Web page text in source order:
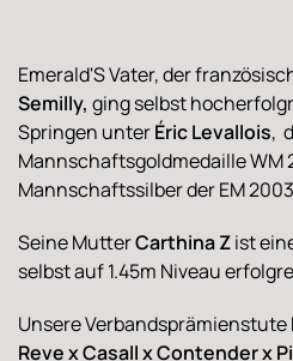
Emerald'S Vater, der
Semilly, ging selbst
Springen unterÉric Levallois,
Mannschaftsgoldmedaille WM
Mannschaftssilber der EM
Seine MutterCarthina Zist
selbst auf 1.45m Niveau
Unsere Verbandsprämienstute
Reve x Casall x Contender x